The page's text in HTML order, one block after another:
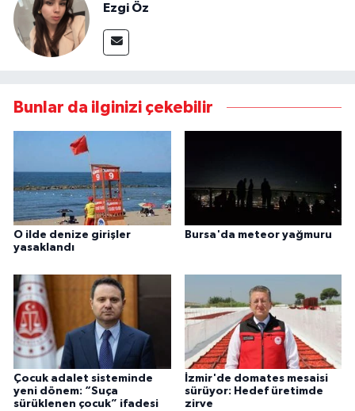
Ezgi Öz
Bunlar da ilginizi çekebilir
O ilde denize girişler
yasaklandı
Bursa'da meteor yağmuru
Çocuk adalet sisteminde
yeni dönem: “Suça
sürüklenen çocuk” ifadesi
İzmir'de domates mesaisi
sürüyor: Hedef üretimde
zirve